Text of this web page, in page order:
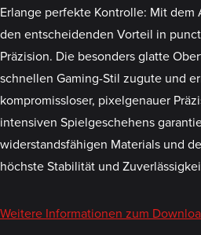
Erlange perfekte Kontrolle: Mit dem
den entscheidenden Vorteil in
Präzision. Die besonders glatte
schnellen Gaming-Stil zugute und
kompromissloser, pixelgenauer
intensiven Spielgeschehens
widerstandsfähigen Materials und
höchste Stabilität und
Weitere Informationen zum